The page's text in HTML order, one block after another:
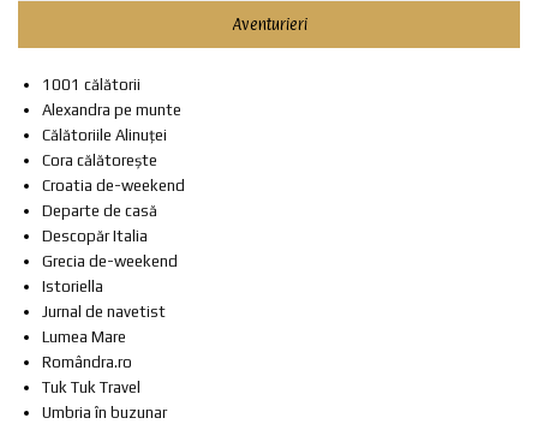
Aventurieri
1001 călătorii
Alexandra pe munte
Călătoriile Alinuței
Cora călătorește
Croatia de-weekend
Departe de casă
Descopăr Italia
Grecia de-weekend
Istoriella
Jurnal de navetist
Lumea Mare
Romândra.ro
Tuk Tuk Travel
Umbria în buzunar